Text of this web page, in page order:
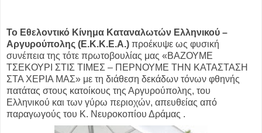
To Εθελοντικό Κίνημα Καταναλωτών Ελληνικού –
Αργυρούπολης (Ε.Κ.Κ.Ε.Α.) προέκυψε ως φυσική
συνέπεια της τότε πρωτοβουλίας μας «ΒΑΖΟΥΜΕ
ΤΣΕΚΟΥΡΙ ΣΤΙΣ ΤΙΜΕΣ – ΠΕΡΝΟΥΜΕ ΤΗΝ ΚΑΤΑΣΤΑΣΗ
ΣΤΑ ΧΕΡΙΑ ΜΑΣ» με τη διάθεση δεκάδων τόνων φθηνής
πατάτας στους κατοίκους της Αργυρούπολης, του
Ελληνικού και των γύρω περιοχών, απευθείας από
παραγωγούς του Κ. Νευροκοπίου Δράμας .